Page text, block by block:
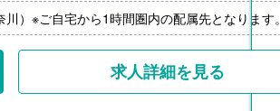
の場合
場合
します。
）※ご自宅から1時間圏内の配属先となります。
求人詳細を見る